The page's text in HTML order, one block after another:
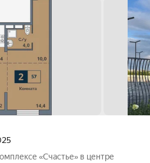
«Счастье» в центре